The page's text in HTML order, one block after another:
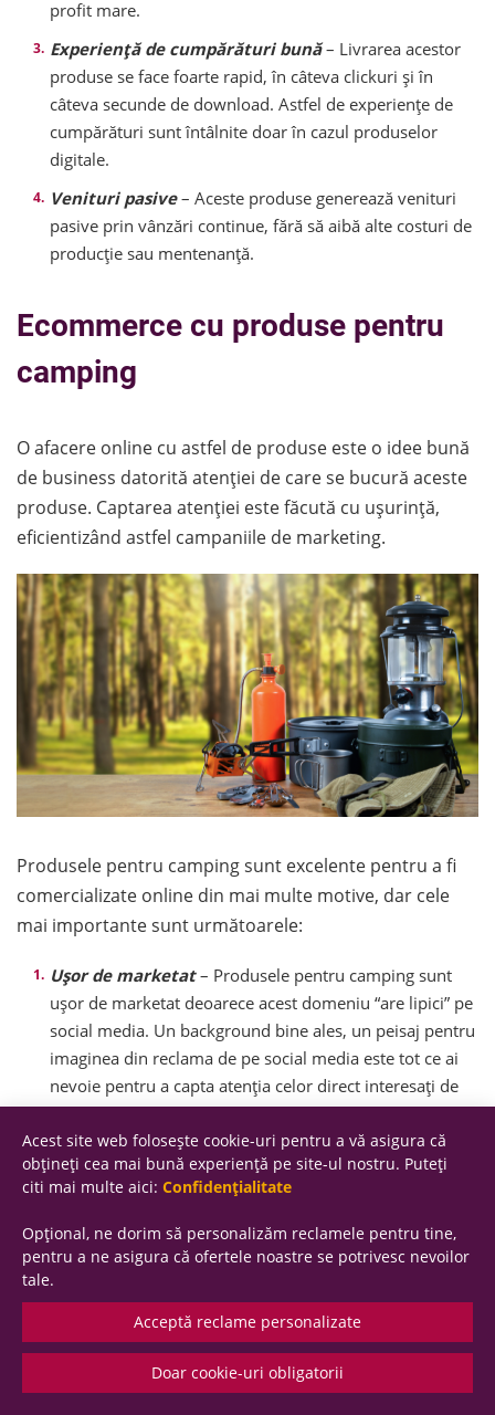
profit mare.
Experiență de cumpărături bună– Livrarea acestor
produse se face foarte rapid, în câteva clickuri și în
câteva secunde de download. Astfel de experiențe de
cumpărături sunt întâlnite doar în cazul produselor
digitale.
Venituri pasive– Aceste produse generează venituri
pasive prin vânzări continue, fără să aibă alte costuri de
producție sau mentenanță.
Ecommerce cu produse pentru
camping
O afacere online cu astfel de produse este o idee bună
de business datorită atenției de care se bucură aceste
produse. Captarea atenției este făcută cu ușurință,
eficientizând astfel campaniile de marketing.
Produsele pentru camping sunt excelente pentru a fi
comercializate online din mai multe motive, dar cele
mai importante sunt următoarele:
Ușor de marketat– Produsele pentru camping sunt
ușor de marketat deoarece acest domeniu “are lipici” pe
social media. Un background bine ales, un peisaj pentru
imaginea din reclama de pe social media este tot ce ai
nevoie pentru a capta atenția celor direct interesați de
astfel de produse.
Oportunități pentru upselling și cross-selling–
Produsele pentru camping se vând des împreună cu alte
selling. De asemenea, aceste produse au des variante
mai bune, variante premium. Astfel se creează
oportunitatea pentru upselling.
Bază de clienți mare– Produsele pentru camping sunt
atrăgătoare pentru o gamă largă de potențiali clienți:
familii, cupluri, călători și oameni atrași de natură.
Acest site web folosește cookie-uri pentru a vă asigura că
obțineți cea mai bună experiență pe site-ul nostru. Puteți
citi mai multe aici: Confidențialitate
Opțional, ne dorim să personalizăm reclamele pentru tine,
pentru a ne asigura că ofertele noastre se potrivesc nevoilor
tale.
Acceptă reclame personalizate
Doar cookie-uri obligatorii